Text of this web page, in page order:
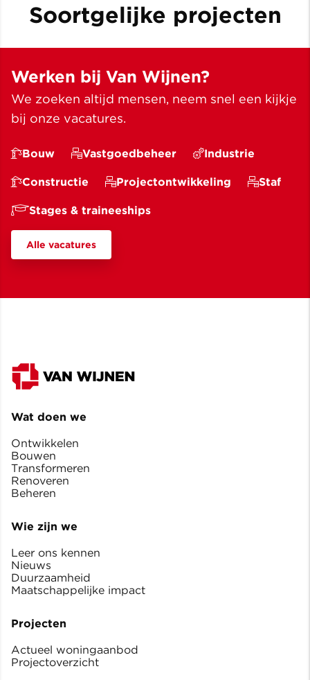
Soortgelijke projecten
Werken bij Van Wijnen?
We zoeken altijd mensen, neem snel een kijkje
bij onze vacatures.
Bouw Vastgoedbeheer Industrie
Constructie Projectontwikkeling Staf
Stages & traineeships
Alle vacatures
Wat doen we
Ontwikkelen
Bouwen
Transformeren
Renoveren
Beheren
Wie zijn we
Leer ons kennen
Nieuws
Duurzaamheid
Maatschappelijke impact
Projecten
Actueel woningaanbod
Projectoverzicht